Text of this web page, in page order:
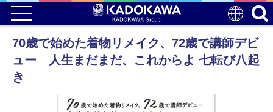
70歳で始めた着物リメイク、72歳で講師デビ
ュー 人生まだまだ、これからよ 七転び八起
き